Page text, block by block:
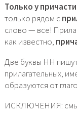
Только у
только рядом с
слово — все!
как известно,
Две буквы НН
прилагательных,
образуются от
ИСКЛЮЧЕНИЯ: